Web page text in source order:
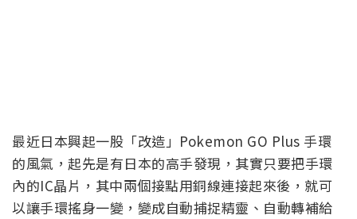
最近日本興起一股「改造」Pokemon GO Plus 手環
的風氣，起先是有日本的高手發現，其實只要把手環
內的IC晶片，其中兩個接點用銅線連接起來後，就可
以讓手環搖身一變，變成自動捕捉精靈、自動轉補給